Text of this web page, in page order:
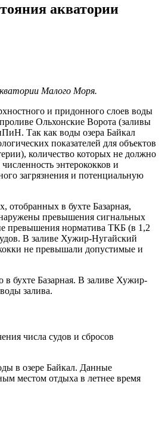
акватории
Малого Моря.
и придонного слоев воды
Ольхонские Ворота (заливы
Так как воды озера Байкал
показателей для объектов
количество которых не должно
энтерококков и
загрязнения и потенциальную
отобранных в бухте Базарная,
превышения сигнальных
превышения норматива ТКБ (в 1,2
В заливе Хужир-Нугайский
не превышали допустимые и
в бухте Базарная. В заливе Хужир-
залива.
числа судов и сбросов
в озере Байкал. Данные
местом отдыха в летнее время